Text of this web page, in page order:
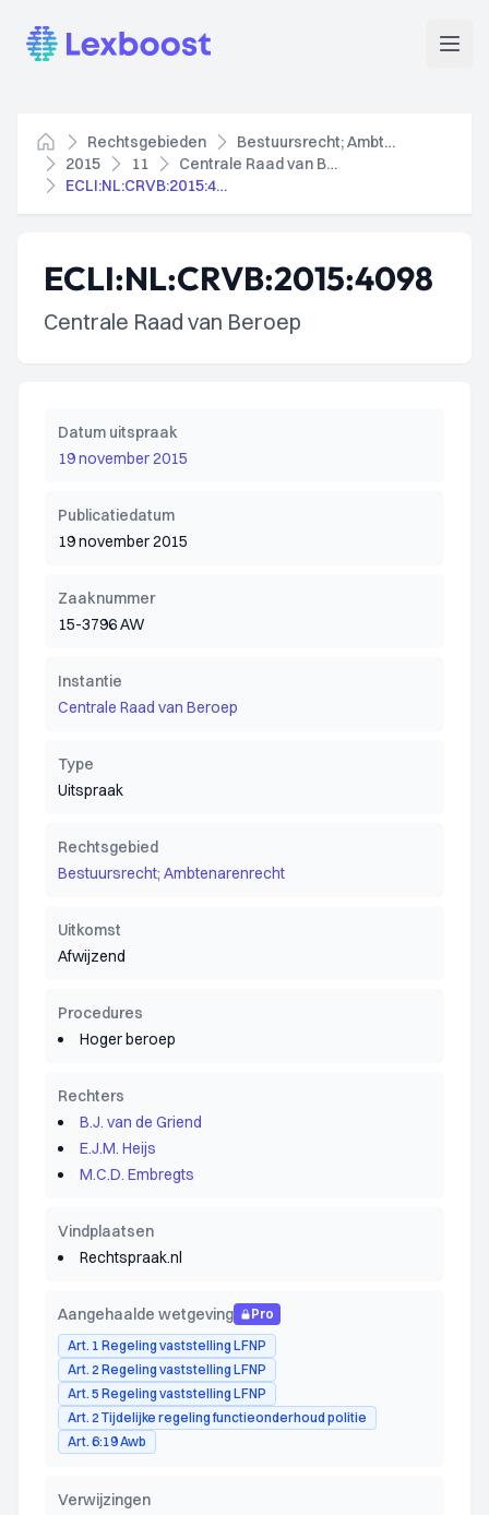
Lexboost
Home
Rechtsgebieden
Bestuursrecht; Ambtenarenrecht
2015
11
Centrale Raad van Beroep
ECLI:NL:CRVB:2015:4098
ECLI:NL:CRVB:2015:4098
Centrale Raad van Beroep
Datum uitspraak
19 november 2015
Publicatiedatum
19 november 2015
Zaaknummer
15-3796 AW
Instantie
Centrale Raad van Beroep
Type
Uitspraak
Rechtsgebied
Bestuursrecht; Ambtenarenrecht
Uitkomst
Afwijzend
Procedures
Hoger beroep
Rechters
B.J. van de Griend
E.J.M. Heijs
M.C.D. Embregts
Vindplaatsen
Rechtspraak.nl
Aangehaalde wetgeving
Pro
Art. 1 Regeling vaststelling LFNP
Art. 2 Regeling vaststelling LFNP
Art. 5 Regeling vaststelling LFNP
Art. 2 Tijdelijke regeling functieonderhoud politie
Art. 6:19 Awb
Verwijzingen